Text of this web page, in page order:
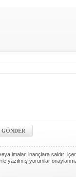
imalar, inançlara saldırı
yazılmış yorumlar